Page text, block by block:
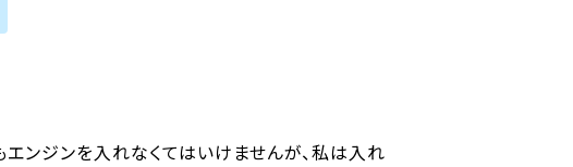
ンジンを入れなくてはいけませんが、私は入れ